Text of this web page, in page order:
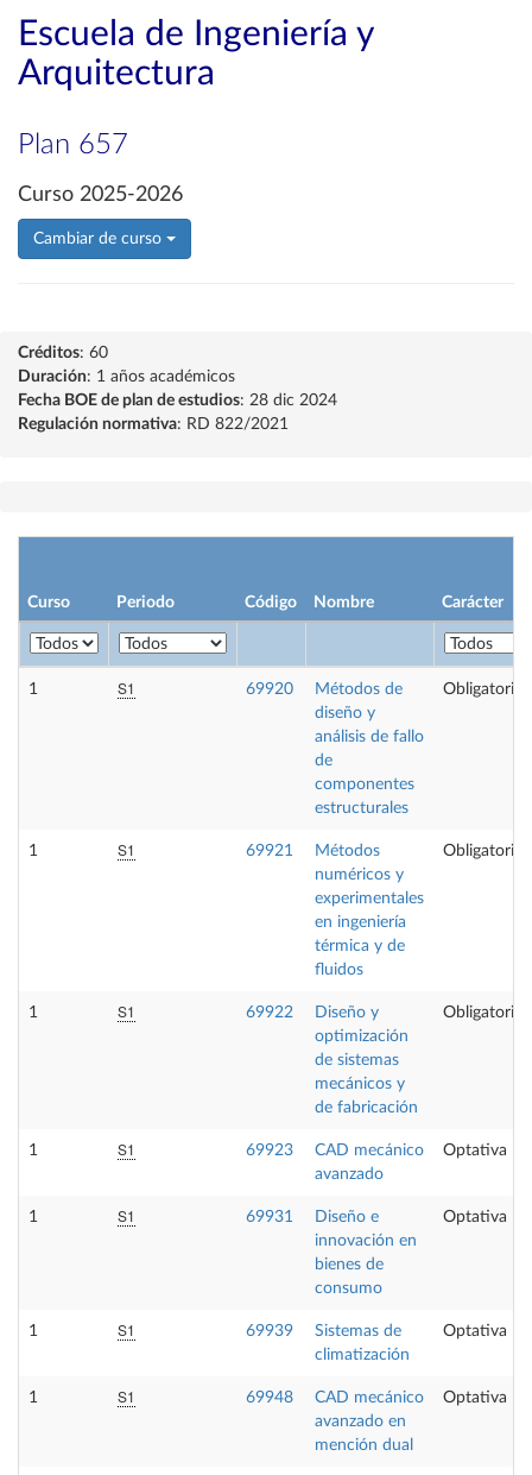
Escuela de Ingeniería y
Arquitectura
Plan 657
Curso 2025-2026
Cambiar de curso
Créditos: 60
Duración: 1 años académicos
Fecha BOE de plan de estudios: 28 dic 2024
Regulación normativa: RD 822/2021
Curso Periodo Código Nombre Carácter
1 S1 69920
Métodos de
diseño y
análisis de fallo
de
componentes
estructurales
Obligatoria
1 S1 69921
Métodos
numéricos y
experimentales
en ingeniería
térmica y de
fluidos
Obligatoria
1 S1 69922
Diseño y
optimización
de sistemas
mecánicos y
de fabricación
Obligatoria
1 S1 69923
CAD mecánico
avanzado
Optativa
1 S1 69931
Diseño e
innovación en
bienes de
consumo
Optativa
1 S1 69939
Sistemas de
climatización
Optativa
1 S1 69948
CAD mecánico
avanzado en
mención dual
Optativa